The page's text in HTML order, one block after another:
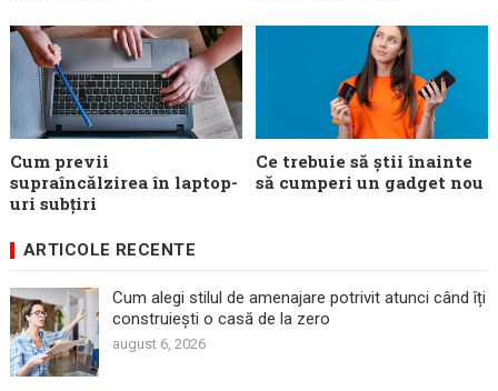
Cum previi
supraîncălzirea în laptop-
uri subțiri
Ce trebuie să știi înainte
să cumperi un gadget nou
ARTICOLE RECENTE
Cum alegi stilul de amenajare potrivit atunci când îți
construiești o casă de la zero
august 6, 2026